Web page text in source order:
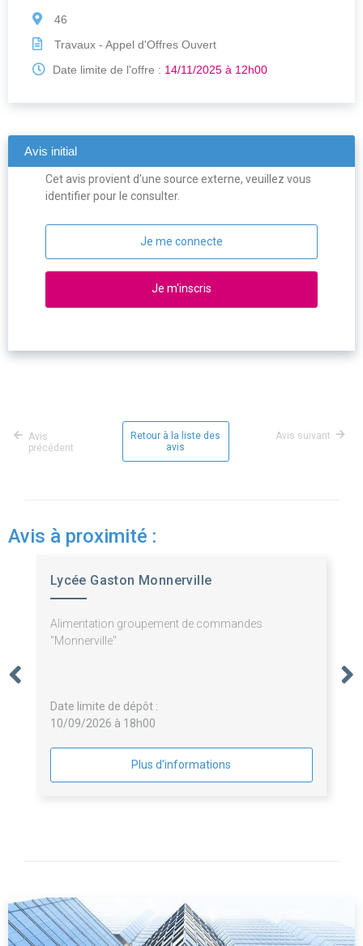
46
Travaux - Appel d'Offres Ouvert
Date limite de l'offre : 14/11/2025 à 12h00
Avis initial
Cet avis provient d'une source externe, veuillez vous
identifier pour le consulter.
Je me connecte
Je m'inscris
Avis
précédent
Retour à la liste des
avis
Avis suivant
Avis à proximité :
Lycée Gaston Monnerville
Alimentation groupement de commandes
"Monnerville"
Date limite de dépôt :
10/09/2026 à 18h00
Plus d'informations